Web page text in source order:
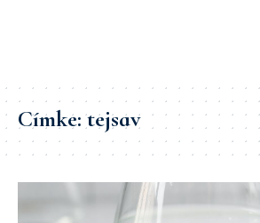
Címke:tejsav